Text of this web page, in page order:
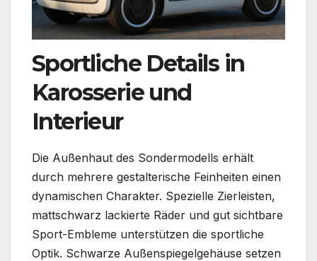
Sportliche Details in
Karosserie und
Interieur
Die Außenhaut des Sondermodells erhält
durch mehrere gestalterische Feinheiten einen
dynamischen Charakter. Spezielle Zierleisten,
mattschwarz lackierte Räder und gut sichtbare
Sport-Embleme unterstützen die sportliche
Optik. Schwarze Außenspiegelgehäuse setzen